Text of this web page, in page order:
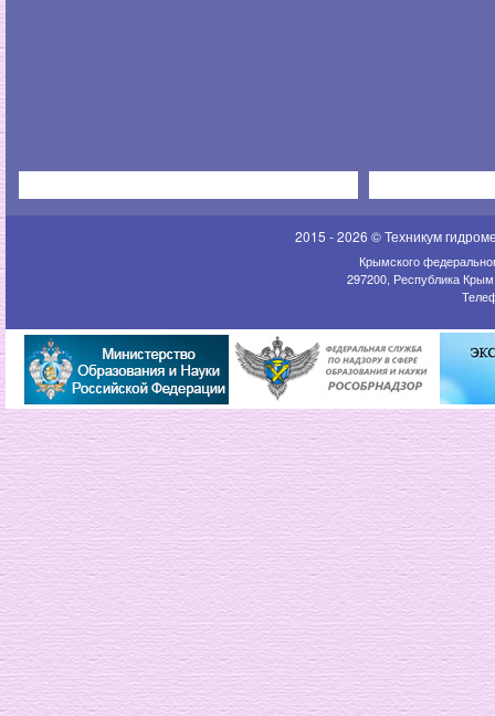
2015 - 2026 © Техникум
Крымского
297200, Республика